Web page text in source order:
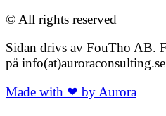
© All rights reserved
Sidan drivs av FouTho AB.
på info(at)auroraconsulting.se
Made with ❤ by Aurora